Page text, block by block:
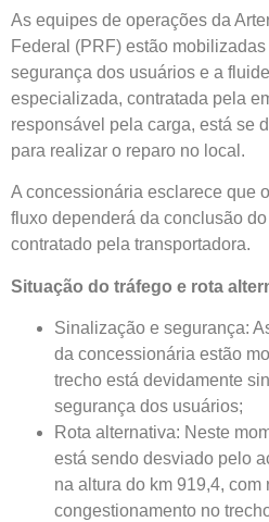
As equipes de operações da
Federal (PRF) estão
segurança dos usuários e a
especializada, contratada pela
responsável pela carga, está se
para realizar o reparo no local.
A concessionária esclarece que
fluxo dependerá da conclusão
contratado pela transportadora.
Situação do tráfego e rota
Sinalização e segurança:
da concessionária estão
trecho está devidamente
segurança dos usuários;
Rota alternativa: Neste
está sendo desviado pelo
na altura do km 919,4, com
congestionamento no